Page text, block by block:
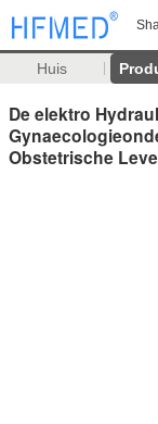
Huis
De elektro
Obstetrische